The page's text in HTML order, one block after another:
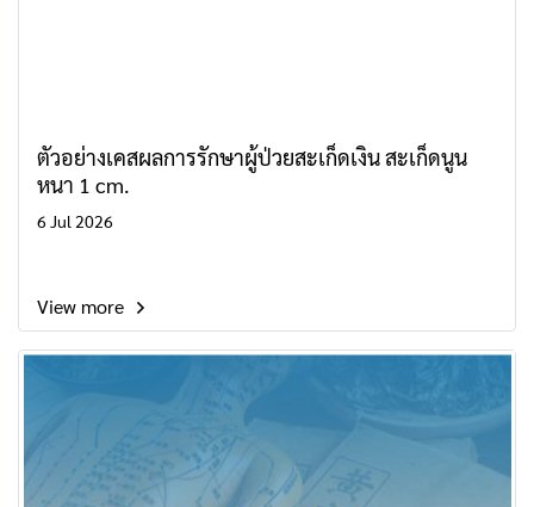
ตัวอย่างเคสผลการรักษาผู้ป่วยสะเก็ดเงิน สะเก็ดนูน
หนา 1 cm.
6 Jul 2026
View more